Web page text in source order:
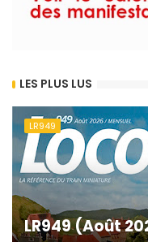
LES PLUS LUS
LR949
LR949 (Août